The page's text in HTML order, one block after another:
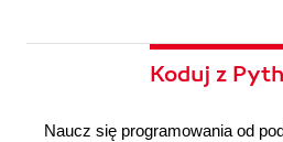
Koduj z
Naucz się programowania od